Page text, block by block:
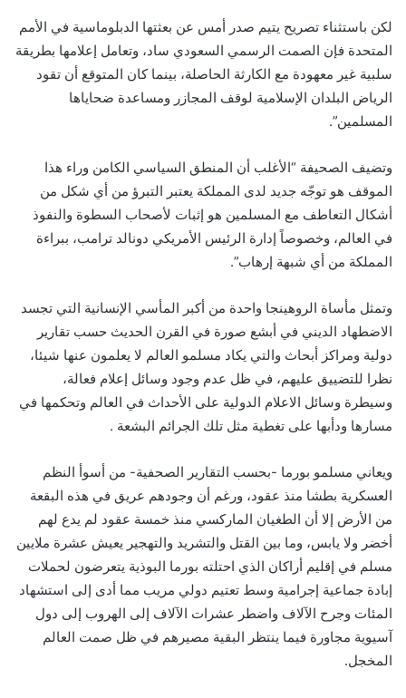
لكن باستثناء تصريح يتيم صدر أمس عن بعثتها الدبلوماسية في الأمم
المتحدة فإن الصمت الرسمي السعودي ساد، وتعامل إعلامها بطريقة
سلبية غير معهودة مع الكارثة الحاصلة، بينما كان المتوقع أن تقود
الرياض البلدان الإسلامية لوقف المجازر ومساعدة ضحاياها
المسلمين”.
وتضيف الصحيفة “الأغلب أن المنطق السياسي الكامن وراء هذا
الموقف هو توجّه جديد لدى المملكة يعتبر التبرؤ من أي شكل من
أشكال التعاطف مع المسلمين هو إثبات لأصحاب السطوة والنفوذ
في العالم، وخصوصاً إدارة الرئيس الأمريكي دونالد ترامب، ببراءة
المملكة من أي شبهة إرهاب”.
وتمثل مأساة الروهينجا واحدة من أكبر المأسي الإنسانية التي تجسد
الاضطهاد الديني في أبشع صورة في القرن الحديث حسب تقارير
دولية ومراكز أبحاث والتي يكاد مسلمو العالم لا يعلمون عنها شيئا،
نظرا للتضييق عليهم، في ظل عدم وجود وسائل إعلام فعالة،
وسيطرة وسائل الاعلام الدولية على الأحداث في العالم وتحكمها في
مسارها ودأبها على تغطية مثل تلك الجرائم البشعة .
ويعاني مسلمو بورما -بحسب التقارير الصحفية- من أسوأ النظم
العسكرية بطشا منذ عقود، ورغم أن وجودهم عريق في هذه البقعة
من الأرض إلا أن الطغيان الماركسي منذ خمسة عقود لم يدع لهم
أخضر ولا يابس، وما بين القتل والتشريد والتهجير يعيش عشرة ملايين
مسلم في إقليم أراكان الذي احتلته بورما البوذية يتعرضون لحملات
إبادة جماعية إجرامية وسط تعتيم دولي مريب مما أدى إلى استشهاد
المئات وجرح الآلاف واضطر عشرات الآلاف إلى الهروب إلى دول
آسيوية مجاورة فيما ينتظر البقية مصيرهم في ظل صمت العالم
المخجل.